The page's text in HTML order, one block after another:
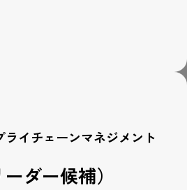
ライチェーンマネジメント
ダー候補）